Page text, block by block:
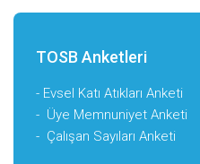
TOSB Anketleri
- Evsel Katı Atıkları Anketi
- Üye Memnuniyet Anketi
- Çalışan Sayıları Anketi